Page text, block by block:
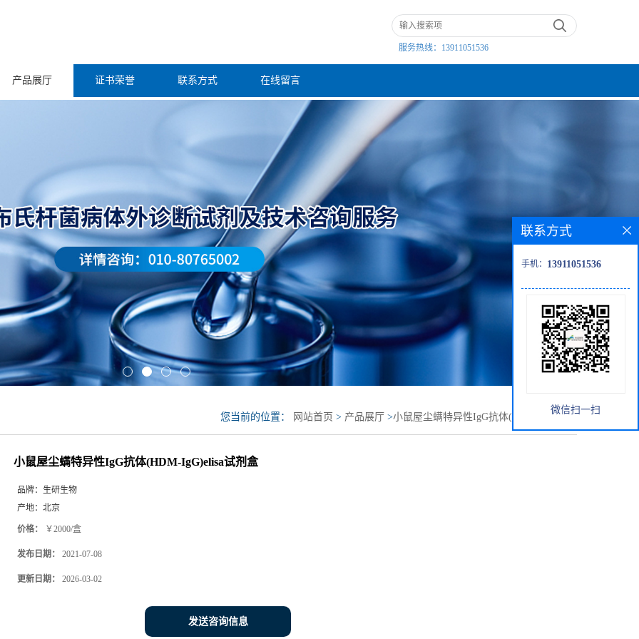
服务热线： 13911051536
产品展厅 证书荣誉 联系方式 在线留言
您当前的位置： 网站首页 > 产品展厅 >小鼠屋尘螨特异性IgG抗体(HDM-IgG)elisa
小鼠屋尘螨特异性IgG抗体(HDM-IgG)elisa试剂盒
品牌： 生研生物
产地： 北京
价格： ￥2000/盒
发布日期： 2021-07-08
更新日期： 2026-03-02
发送咨询信息
联系方式
手机： 13911051536
微信扫一扫